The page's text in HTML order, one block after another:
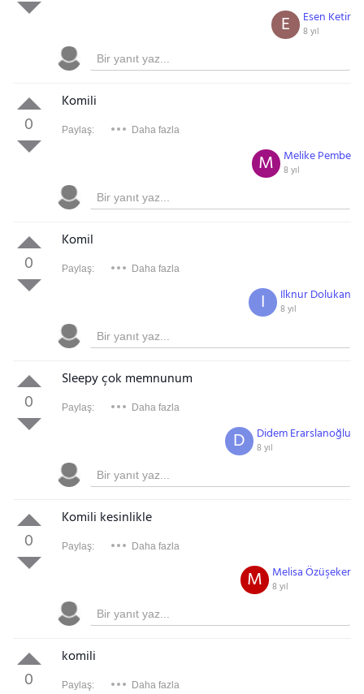
Esen Ketir
8 yıl
E
0
Komili
Paylaş: Daha fazla
Melike Pembe
8 yıl
M
0
Komil
Paylaş: Daha fazla
Ilknur Dolukan
8 yıl
I
0
Sleepy çok memnunum
Paylaş: Daha fazla
Didem Erarslanoğlu
8 yıl
D
0
Komili kesinlikle
Paylaş: Daha fazla
Melisa Özüşeker
8 yıl
M
0
komili
Paylaş: Daha fazla